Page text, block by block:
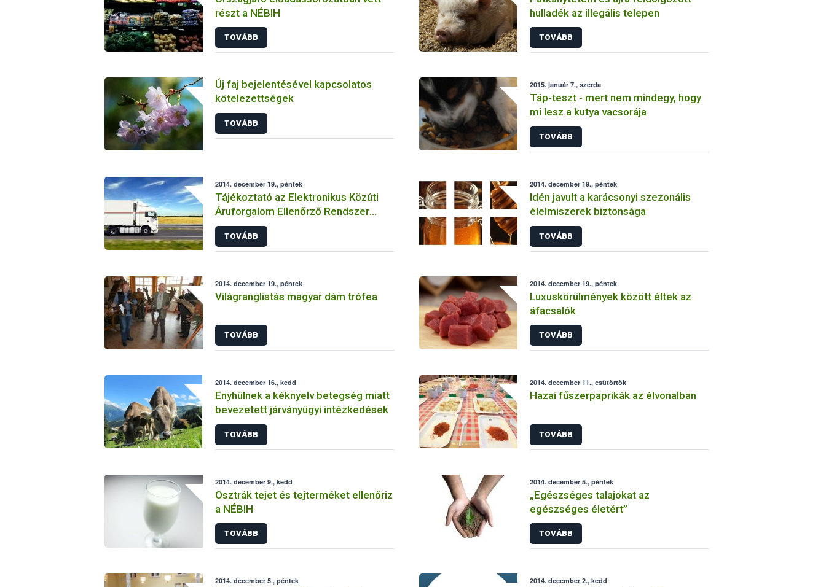
részt a NÉBIH
TOVÁBB
hulladék az illegális telepen
TOVÁBB
Új faj bejelentésével kapcsolatos
kötelezettségek
TOVÁBB
2015. január 7., szerda
Táp-teszt - mert nem mindegy, hogy
mi lesz a kutya vacsorája
TOVÁBB
2014. december 19., péntek
Tájékoztató az Elektronikus Közúti
Áruforgalom Ellenőrző Rendszer
(EKÁER) bevezetésével kapcsolatban
TOVÁBB
2014. december 19., péntek
Idén javult a karácsonyi szezonális
élelmiszerek biztonsága
TOVÁBB
2014. december 19., péntek
Világranglistás magyar dám trófea
TOVÁBB
2014. december 19., péntek
Luxuskörülmények között éltek az
áfacsalók
TOVÁBB
2014. december 16., kedd
Enyhülnek a kéknyelv betegség miatt
bevezetett járványügyi intézkedések
TOVÁBB
2014. december 11., csütörtök
Hazai fűszerpaprikák az élvonalban
TOVÁBB
2014. december 9., kedd
Osztrák tejet és tejterméket ellenőriz
a NÉBIH
TOVÁBB
2014. december 5., péntek
„Egészséges talajokat az
egészséges életért”
TOVÁBB
2014. december 5., péntek 2014. december 2., kedd